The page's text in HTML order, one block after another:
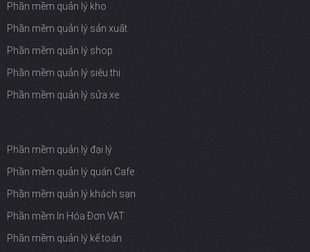
Phần mềm quản lý kho
Phần mềm quản lý sản xuất
Phần mềm quản lý shop
Phần mềm quản lý siêu thị
Phần mềm quản lý sửa xe
Phần mềm quản lý đại lý
Phần mềm quản lý quán Cafe
Phần mềm quản lý khách sạn
Phần mềm In Hóa Đơn VAT
Phần mềm quản lý kế toán